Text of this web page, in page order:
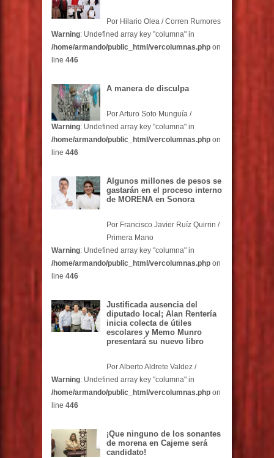
Por Hilario Olea / Corren Rumores
Warning: Undefined array key "columna" in
/home/armando/public_html/vercolumnas.php on
line 446
A manera de disculpa
Por Arturo Soto Munguía /
Warning: Undefined array key "columna" in
/home/armando/public_html/vercolumnas.php on
line 446
Algunos millones de pesos se
gastarán en el proceso interno
de MORENA en Sonora
Por Francisco Javier Ruíz Quirrin /
Primera Mano
Warning: Undefined array key "columna" in
/home/armando/public_html/vercolumnas.php on
line 446
Justificada ausencia del
diputado local; Alan Rentería
inicia colecta de útiles
escolares y Memo Munro
presentará su nuevo libro
Por Alberto Aldrete Valdez /
Warning: Undefined array key "columna" in
/home/armando/public_html/vercolumnas.php on
line 446
¡Que ninguno de los sonantes
de morena en Cajeme será
candidato!